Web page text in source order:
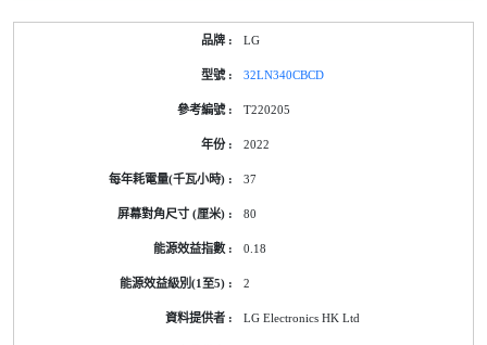
LG
32LN340CBCD
T220205
2022
37
80
0.18
2
LG Electronics HK Ltd